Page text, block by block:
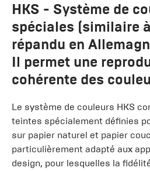
HKS - Système de
spéciales (similaire
répandu en
Il permet une
cohérente des
Le système de couleurs HKS
teintes spécialement définies
sur papier naturel et papier
particulièrement adapté aux
design, pour lesquelles la